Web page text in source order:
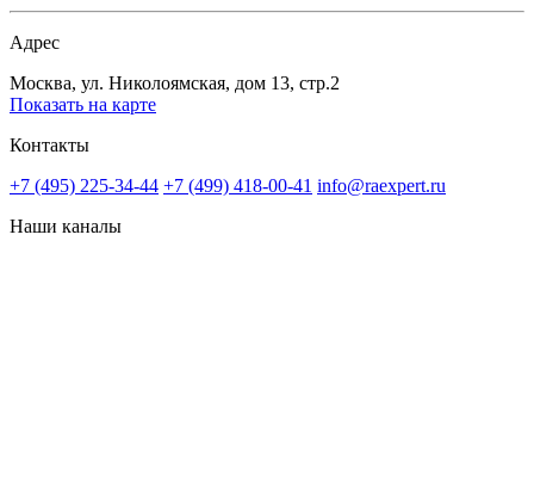
Адрес
Москва, ул. Николоямская, дом 13, стр.2
Показать на карте
Контакты
+7 (495) 225-34-44 +7 (499) 418-00-41 info@raexpert.ru
Наши каналы